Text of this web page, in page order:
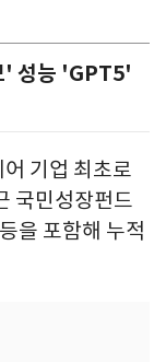
' 성능 'GPT5'
기업 최초로
국민성장펀드
을 포함해 누적